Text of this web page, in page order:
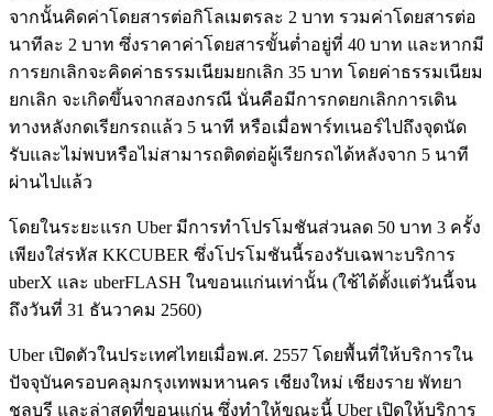
จากนั้นคิดค่าโดยสารต่อกิโลเมตรละ 2 บาท รวมค่าโดยสารต่อ
นาทีละ 2 บาท ซึ่งราคาค่าโดยสารขั้นต่ำอยู่ที่ 40 บาท และหากมี
การยกเลิกจะคิดค่าธรรมเนียมยกเลิก 35 บาท โดยค่าธรรมเนียม
ยกเลิก จะเกิดขึ้นจากสองกรณี นั่นคือมีการกดยกเลิกการเดิน
ทางหลังกดเรียกรถแล้ว 5 นาที หรือเมื่อพาร์ทเนอร์ไปถึงจุดนัด
รับและไม่พบหรือไม่สามารถติดต่อผู้เรียกรถได้หลังจาก 5 นาที
ผ่านไปแล้ว
โดยในระยะแรก Uber มีการทำโปรโมชันส่วนลด 50 บาท 3 ครั้ง
เพียงใส่รหัส KKCUBER ซึ่งโปรโมชันนี้รองรับเฉพาะบริการ
uberX และ uberFLASH ในขอนแก่นเท่านั้น (ใช้ได้ตั้งแต่วันนี้จน
ถึงวันที่ 31 ธันวาคม 2560)
Uber เปิดตัวในประเทศไทยเมื่อพ.ศ. 2557 โดยพื้นที่ให้บริการใน
ปัจจุบันครอบคลุมกรุงเทพมหานคร เชียงใหม่ เชียงราย พัทยา
ชลบุรี และล่าสุดที่ขอนแก่น ซึ่งทำให้ขณะนี้ Uber เปิดให้บริการ